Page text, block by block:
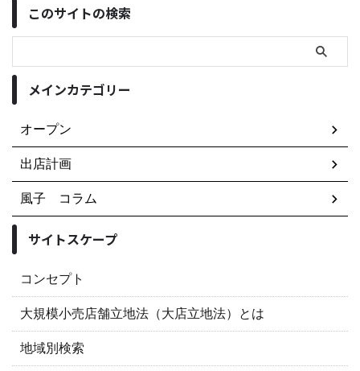
このサイトの検索
メインカテゴリー
オープン
出店計画
風子 コラム
サイトスケープ
コンセプト
大規模小売店舗立地法（大店立地法）とは
地域別検索